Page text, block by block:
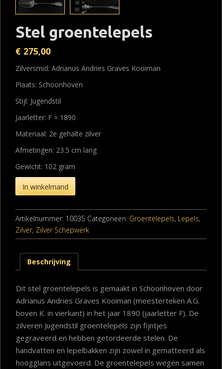
Stel groentelepels
€ 275,00
Zilversmid: Adrianus Andries Graves Kooiman
Plaats: Schoonhoven
Stijl: Jugendstil
Jaarletter: F = 1890
Materiaal: 2e gehalte zilver
Afmetingen: 23.5 cm lang
Gewicht: 102 gram
In winkelmand
Artikelnummer: 10035 Categorieën: Groentelepels, Lepels,
Zilver, Zilver Schepwerk
Beschrijving
Dit stel groentelepels is gemaakt in Schoonhoven door
Adrianus Andries Graves Kooiman (meesterteken A.G.
boven K. in vierkant) in het jaar 1890 (jaarletter F). De
zilveren Jugendstil groentelepels zijn fijntjes
gegraveerd en hebben getordeerde stelen. De
handvatten en lepelbakken zijn zowel in gematteerd als
hoogglans uitgevoerd. De groentelepels wegen samen